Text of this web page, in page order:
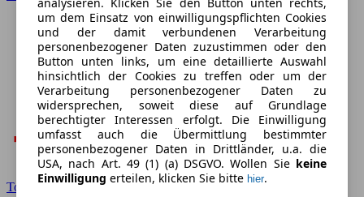
Toyota
analysieren. Klicken Sie den Button unten rechts,
um dem Einsatz von einwilligungspflichten Cookies
und der damit verbundenen Verarbeitung
personenbezogener Daten zuzustimmen oder den
Button unten links, um eine detaillierte Auswahl
hinsichtlich der Cookies zu treffen oder um der
Verarbeitung personenbezogener Daten zu
widersprechen, soweit diese auf Grundlage
berechtigter Interessen erfolgt. Die Einwilligung
umfasst auch die Übermittlung bestimmter
personenbezogener Daten in Drittländer, u.a. die
USA, nach Art. 49 (1) (a) DSGVO. Wollen Sie keine
Einwilligung erteilen, klicken Sie bitte hier.